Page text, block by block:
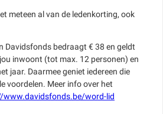
meteen al van de ledenkorting, ook
Davidsfonds bedraagt € 38 en geldt
inwoont (tot max. 12 personen) en
jaar. Daarmee geniet iedereen die
voordelen. Meer info over het
www.davidsfonds.be/word-lid